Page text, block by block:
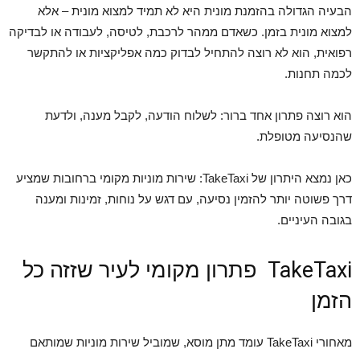
הבעיה הגדולה בהזמנת מונית היא לא תמיד למצוא מונית – אלא
למצוא מונית בזמן. כשאדם ממהר לרכבת, לטיסה, לעבודה או לבדיקה
רפואית, הוא לא רוצה להתחיל לבדוק כמה אפליקציות או להתקשר
לכמה תחנות.
הוא רוצה פתרון אחד ברור: לשלוח הודעה, לקבל מענה, ולדעת
שהנסיעה מטופלת.
כאן נמצא היתרון של TakeTaxi: שירות מוניות מקומי ברחובות שמציע
דרך פשוטה יותר להזמין נסיעה, עם דגש על נוחות, זמינות ומענה
בגובה העיניים.
TakeTaxi פתרון מקומי לעיר שזזה כל
הזמן
מאחורי TakeTaxi עומד מתן מוסא, שמוביל שירות מוניות שמותאם